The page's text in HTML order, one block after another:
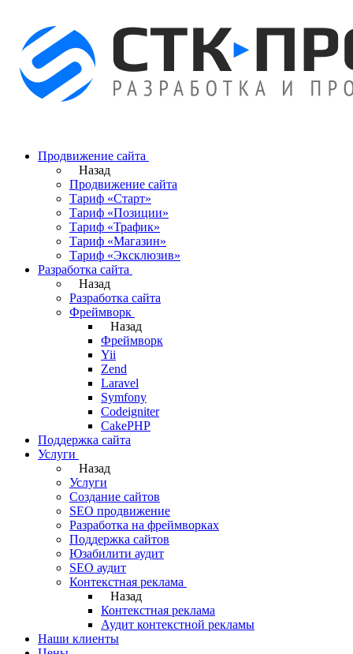
Продвижение сайта
Назад
Продвижение сайта
Тариф «Старт»
Тариф «Позиции»
Тариф «Трафик»
Тариф «Магазин»
Тариф «Эксклюзив»
Разработка сайта
Назад
Разработка сайта
Фреймворк
Назад
Фреймворк
Yii
Zend
Laravel
Symfony
Codeigniter
CakePHP
Поддержка сайта
Услуги
Назад
Услуги
Создание сайтов
SEO продвижение
Разработка на фреймворках
Поддержка сайтов
Юзабилити аудит
SEO аудит
Контекстная реклама
Назад
Контекстная реклама
Аудит контекстной рекламы
Наши клиенты